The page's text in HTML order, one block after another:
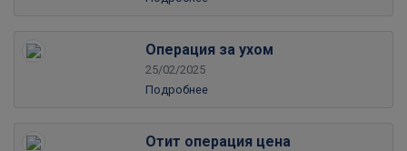
Операция за ухом
25/02/2025
Подробнее
Отит операция цена